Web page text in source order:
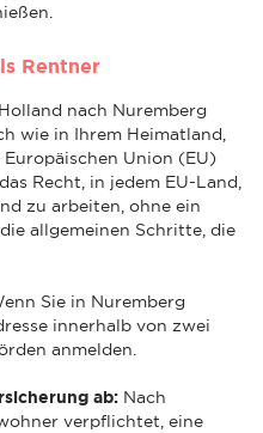
Rentner
nach Nuremberg
wie in Ihrem Heimatland,
Union (EU)
Recht, in jedem EU-Land,
zu arbeiten, ohne ein
allgemeinen Schritte, die
Sie in Nuremberg
innerhalb von zwei
anmelden.
ab: Nach
verpflichtet, eine